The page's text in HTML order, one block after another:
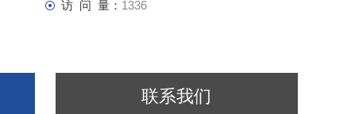
访 问 量： 1336
联系我们